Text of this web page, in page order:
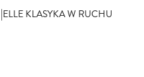
ELLE KLASYKA W RUCHU